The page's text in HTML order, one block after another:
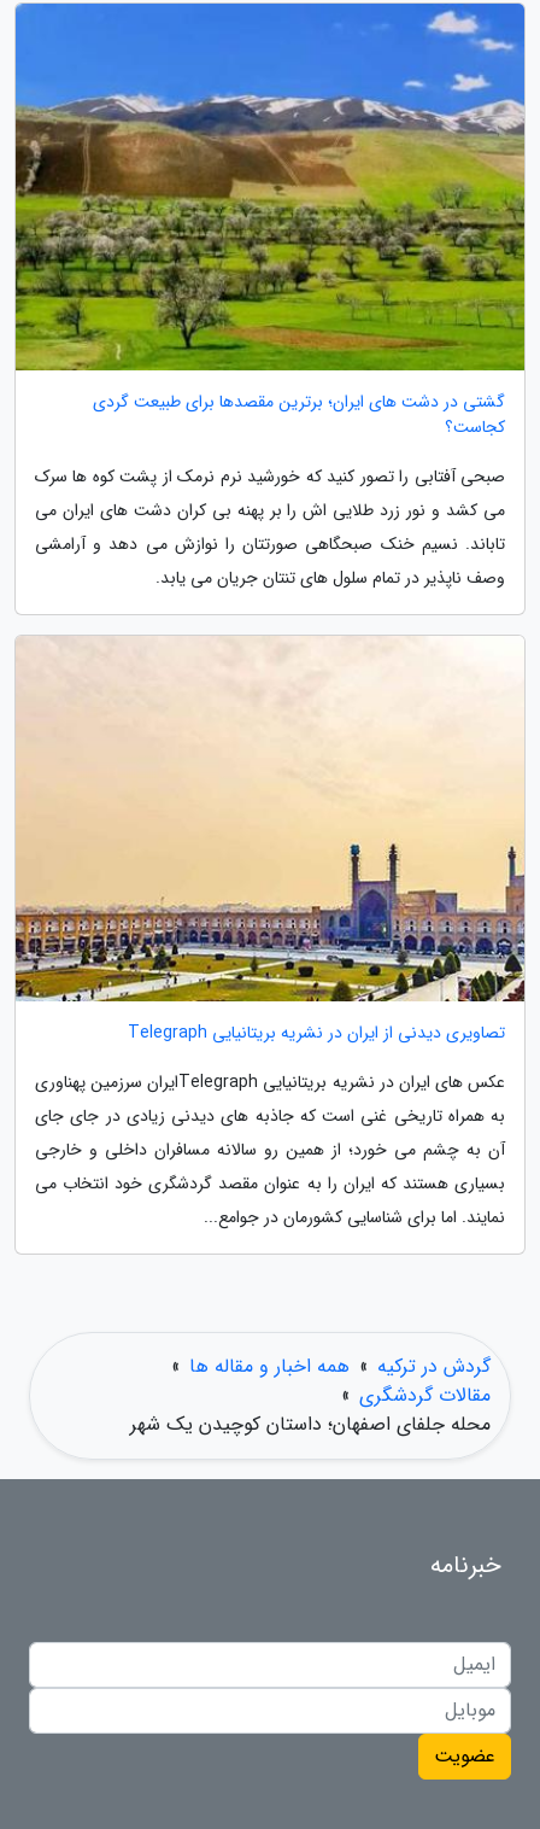
گشتی در دشت های ایران؛ برترین مقصدها برای طبیعت گردی
کجاست؟
صبحی آفتابی را تصور کنید که خورشید نرم نرمک از پشت کوه ها سرک
می کشد و نور زرد طلایی اش را بر پهنه بی کران دشت های ایران می
تاباند. نسیم خنک صبحگاهی صورتتان را نوازش می دهد و آرامشی
وصف ناپذیر در تمام سلول های تنتان جریان می یابد.
تصاویری دیدنی از ایران در نشریه بریتانیایی Telegraph
عکس های ایران در نشریه بریتانیایی Telegraphایران سرزمین پهناوری
به همراه تاریخی غنی است که جاذبه های دیدنی زیادی در جای جای
آن به چشم می خورد؛ از همین رو سالانه مسافران داخلی و خارجی
بسیاری هستند که ایران را به عنوان مقصد گردشگری خود انتخاب می
نمایند. اما برای شناسایی کشورمان در جوامع...
گردش در ترکیه » همه اخبار و مقاله ها »
مقالات گردشگری »
محله جلفای اصفهان؛ داستان کوچیدن یک شهر
خبرنامه
عضویت